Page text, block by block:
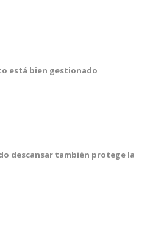
está bien gestionado
descansar también protege la